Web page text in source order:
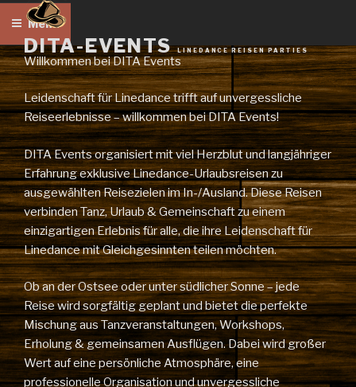
Inhalt
springenDITA-EVENTSLINEDANCE REISEN PARTIES
Menü
Willkommen bei DITA Events
Leidenschaft für Linedance trifft auf unvergessliche
Reiseerlebnisse – willkommen bei DITA Events!
DITA Events organisiert mit viel Herzblut und langjähriger
Erfahrung exklusive Linedance-Urlaubsreisen zu
ausgewählten Reisezielen im In-/Ausland. Diese Reisen
verbinden Tanz, Urlaub & Gemeinschaft zu einem
einzigartigen Erlebnis für alle, die ihre Leidenschaft für
Linedance mit Gleichgesinnten teilen möchten.
Ob an der Ostsee oder unter südlicher Sonne – jede
Reise wird sorgfältig geplant und bietet die perfekte
Mischung aus Tanzveranstaltungen, Workshops,
Erholung & gemeinsamen Ausflügen. Dabei wird großer
Wert auf eine persönliche Atmosphäre, eine
professionelle Organisation und unvergessliche